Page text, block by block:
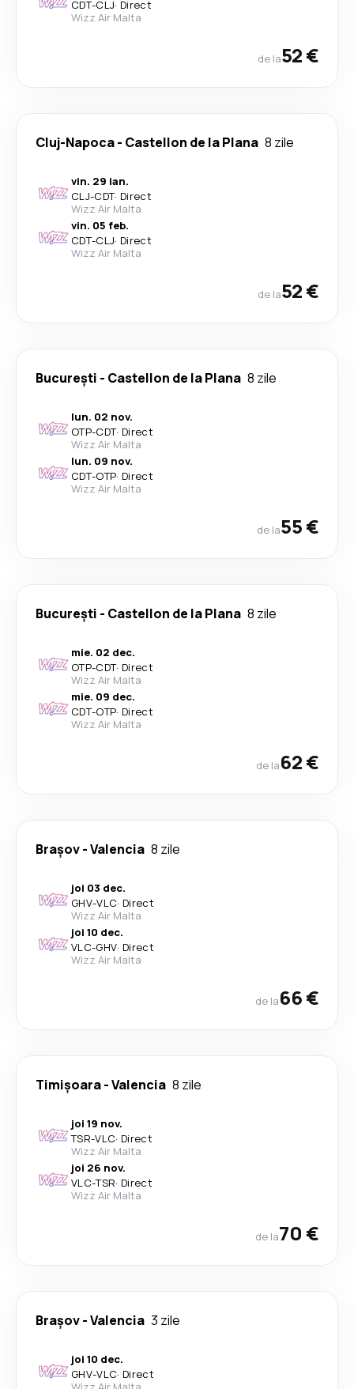
CDT-CLJ· Direct
Wizz Air Malta
de la52 €
Cluj-Napoca- Castellon de la Plana 8 zile
vin. 29 ian.
CLJ-CDT· Direct
Wizz Air Malta
vin. 05 feb.
CDT-CLJ· Direct
Wizz Air Malta
de la52 €
București - Castellon de la Plana 8 zile
lun. 02 nov.
OTP-CDT· Direct
Wizz Air Malta
lun. 09 nov.
CDT-OTP· Direct
Wizz Air Malta
de la55 €
București - Castellon de la Plana 8 zile
mie. 02 dec.
OTP-CDT· Direct
Wizz Air Malta
mie. 09 dec.
CDT-OTP· Direct
Wizz Air Malta
de la62 €
Brașov-Valencia 8 zile
joi 03 dec.
GHV-VLC· Direct
Wizz Air Malta
joi 10 dec.
VLC-GHV· Direct
Wizz Air Malta
de la66 €
Timișoara-Valencia 8 zile
joi 19 nov.
TSR-VLC· Direct
Wizz Air Malta
joi 26 nov.
VLC-TSR· Direct
Wizz Air Malta
de la70 €
Brașov-Valencia 3 zile
joi 10 dec.
GHV-VLC· Direct